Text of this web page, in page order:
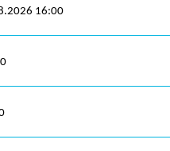
16:00